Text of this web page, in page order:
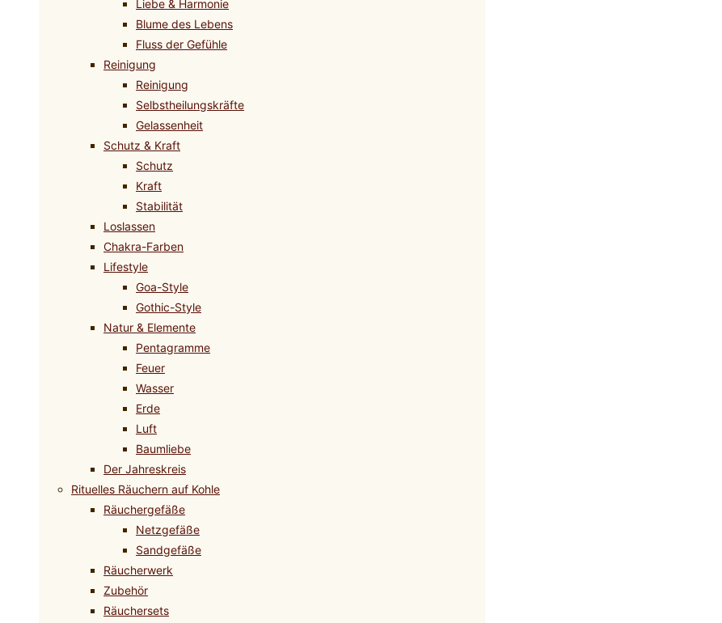
Liebe & Harmonie
Blume des Lebens
Fluss der Gefühle
Reinigung
Reinigung
Selbstheilungskräfte
Gelassenheit
Schutz & Kraft
Schutz
Kraft
Stabilität
Loslassen
Chakra-Farben
Lifestyle
Goa-Style
Gothic-Style
Natur & Elemente
Pentagramme
Feuer
Wasser
Erde
Luft
Baumliebe
Der Jahreskreis
Rituelles Räuchern auf Kohle
Räuchergefäße
Netzgefäße
Sandgefäße
Räucherwerk
Zubehör
Räuchersets